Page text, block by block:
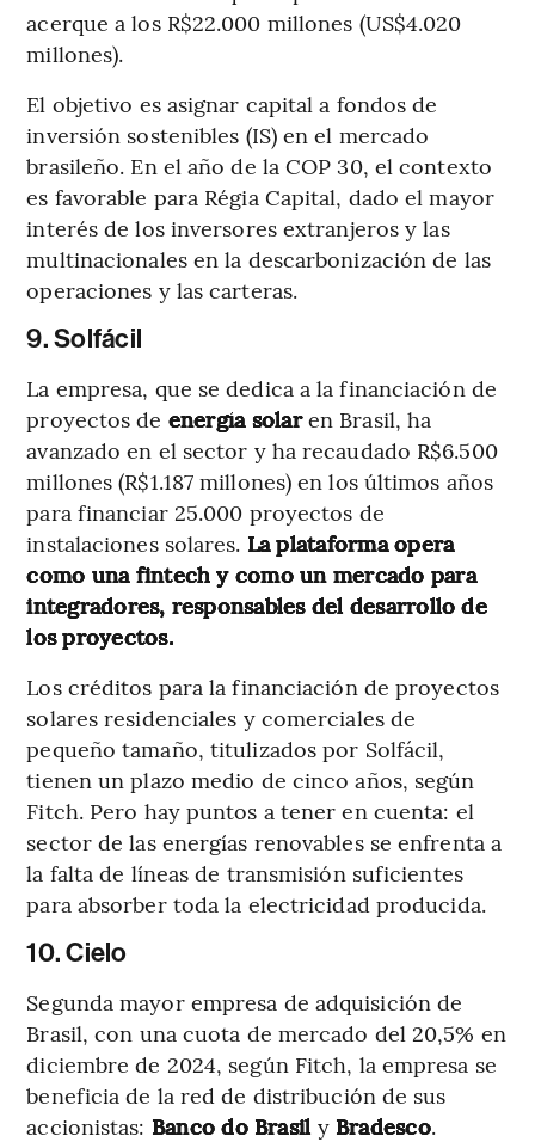
acerque a los R$22.000 millones (US$4.020
millones).
El objetivo es asignar capital a fondos de
inversión sostenibles (IS) en el mercado
brasileño. En el año de la COP 30, el contexto
es favorable para Régia Capital, dado el mayor
interés de los inversores extranjeros y las
multinacionales en la descarbonización de las
operaciones y las carteras.
9. Solfácil
La empresa, que se dedica a la financiación de
proyectos de energía solaren Brasil, ha
avanzado en el sector y ha recaudado R$6.500
millones (R$1.187 millones) en los últimos años
para financiar 25.000 proyectos de
instalaciones solares. La plataforma opera
como una fintech y como un mercado para
integradores, responsables del desarrollo de
los proyectos.
Los créditos para la financiación de proyectos
solares residenciales y comerciales de
pequeño tamaño, titulizados por Solfácil,
tienen un plazo medio de cinco años, según
Fitch. Pero hay puntos a tener en cuenta: el
sector de las energías renovables se enfrenta a
la falta de líneas de transmisión suficientes
para absorber toda la electricidad producida.
10. Cielo
Segunda mayor empresa de adquisición de
Brasil, con una cuota de mercado del 20,5% en
diciembre de 2024, según Fitch, la empresa se
beneficia de la red de distribución de sus
accionistas: Banco do Brasil y Bradesco.